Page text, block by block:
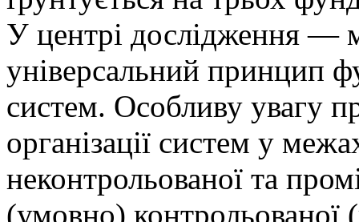
У центрі дослідження —
універсальний принцип
систем. Особливу увагу
організації систем у
неконтрольованої та
(умовно) контрольованої